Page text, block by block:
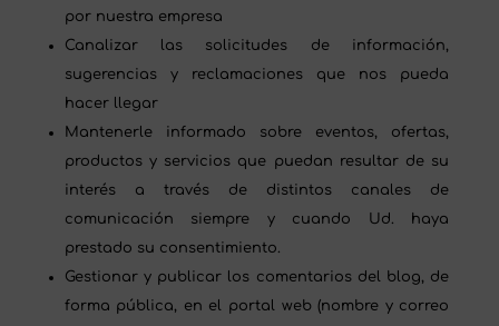
por nuestra empresa
Canalizar las solicitudes de información,
sugerencias y reclamaciones que nos pueda
hacer llegar
Mantenerle informado sobre eventos, ofertas,
productos y servicios que puedan resultar de su
interés a través de distintos canales de
comunicación siempre y cuando Ud. haya
prestado su consentimiento.
Gestionar y publicar los comentarios del blog, de
forma pública, en el portal web (nombre y correo